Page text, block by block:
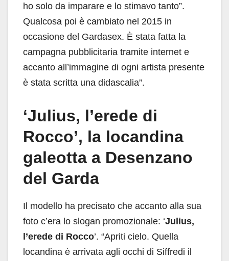
ho solo da imparare e lo stimavo tanto”.
Qualcosa poi è cambiato nel 2015 in
occasione del Gardasex. È stata fatta la
campagna pubblicitaria tramite internet e
accanto all’immagine di ogni artista presente
è stata scritta una didascalia”.
‘Julius, l’erede di
Rocco’, la locandina
galeotta a Desenzano
del Garda
Il modello ha precisato che accanto alla sua
foto c’era lo slogan promozionale: ‘Julius,
l’erede di Rocco’. “Apriti cielo. Quella
locandina è arrivata agli occhi di Siffredi il